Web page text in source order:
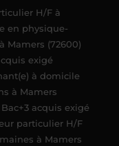
H/F à
en physique-
Mamers (72600)
exigé
à domicile
à Mamers
Bac+3 acquis exigé
particulier H/F
à Mamers